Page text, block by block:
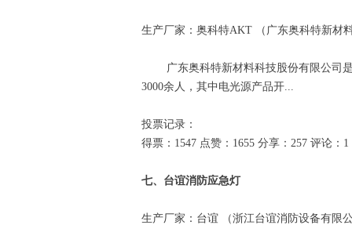
生产厂家：奥科特AKT （广东奥科特新材
广东奥科特新材料科技股份有限公司是
3000余人，其中电光源产品开...
投票记录：
得票：1547 点赞：1655 分享：257 评论：1
七、台谊消防应急灯
生产厂家：台谊 （浙江台谊消防设备有限